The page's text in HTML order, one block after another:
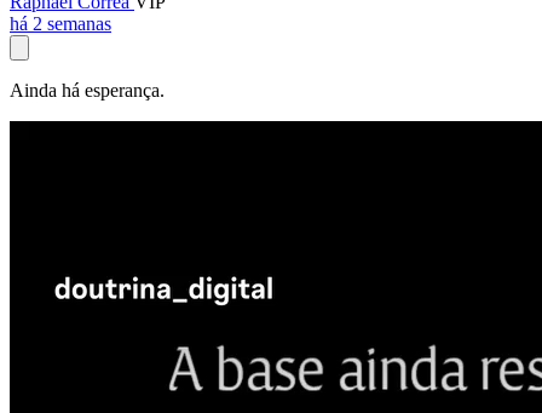
há 2 semanas
Ainda há esperança.